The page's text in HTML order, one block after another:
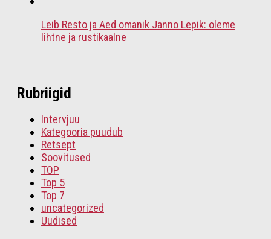
Leib Resto ja Aed omanik Janno Lepik: oleme
lihtne ja rustikaalne
Rubriigid
Intervjuu
Kategooria puudub
Retsept
Soovitused
TOP
Top 5
Top 7
uncategorized
Uudised